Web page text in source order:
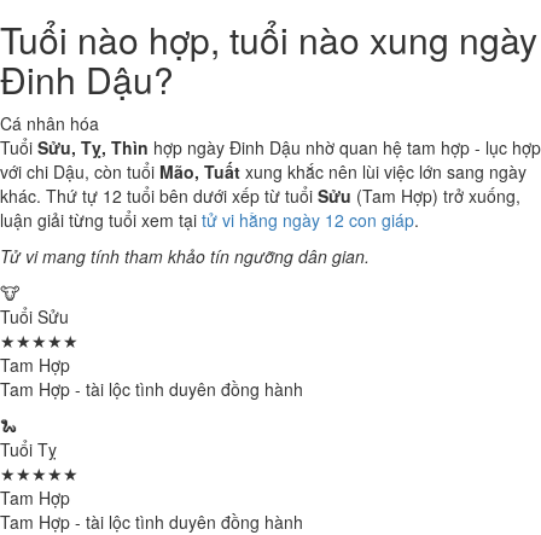
Tuổi nào hợp, tuổi nào xung ngày
Đinh Dậu?
Cá nhân hóa
Tuổi Sửu, Tỵ, Thìn hợp ngày Đinh Dậu nhờ quan hệ tam hợp - lục hợp
với chi Dậu, còn tuổi Mão, Tuất xung khắc nên lùi việc lớn sang ngày
khác. Thứ tự 12 tuổi bên dưới xếp từ tuổi Sửu (Tam Hợp) trở xuống,
luận giải từng tuổi xem tại tử vi hằng ngày 12 con giáp.
Tử vi mang tính tham khảo tín ngưỡng dân gian.
🐮
Tuổi Sửu
★★★★★
Tam Hợp
Tam Hợp - tài lộc tình duyên đồng hành
🐍
Tuổi Tỵ
★★★★★
Tam Hợp
Tam Hợp - tài lộc tình duyên đồng hành